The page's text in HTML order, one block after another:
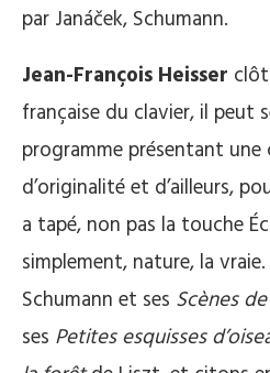
par Janáček, Schumann.
Jean-François Heisser
française du clavier, il peut
programme présentant une
d’originalité et d’ailleurs,
a tapé, non pas la touche
simplement, nature, la
Schumann et ses Scènes
ses Petites esquisses